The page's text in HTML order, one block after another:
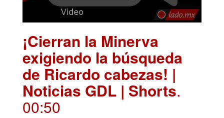
¡Cierran la Minerva
exigiendo la búsqueda
de Ricardo cabezas! |
Noticias GDL | Shorts.
00:50